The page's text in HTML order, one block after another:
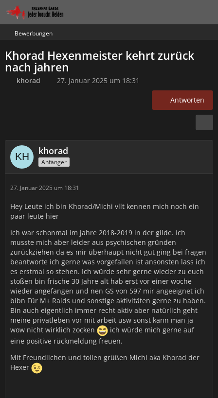
Bewerbungen
Khorad Hexenmeister kehrt zurück
nach jahren
khorad 27. Januar 2025 um 18:31
Antworten
khorad
Anfänger
27. Januar 2025 um 18:31
Hey Leute ich bin Khorad/Michi vllt kennen mich noch ein
paar leute hier
Ich war schonmal im jahre 2018-2019 in der gilde. Ich
musste mich aber leider aus psychischen gründen
zurückziehen da es mir überhaupt nicht gut ging bei fragen
beantworte ich gerne was vorgefallen ist ansonsten lass ich
es erstmal so stehen. Ich würde sehr gerne wieder zu euch
stoßen bin frische 30 Jahre alt hab erst vor einer woche
wieder angefangen und nen GS von 597 mir angeeignet ich
bibn Für M+ Raids und sonstige aktivitäten gerne zu haben.
Bin auch eigentlich immer recht aktiv aber natürlich geht
meine privatleben vor mit arbeit usw sonst kann man ja
wow nicht wirklich zocken
ich würde mich gerne auf
eine positive rückmeldung freuen.
Mit Freundlichen und tollen grüßen Michi aka Khorad der
Hexer